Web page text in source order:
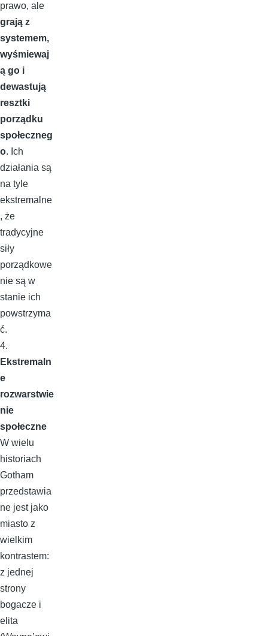
prawo, ale
grają z
systemem,
wyśmiewaj
ą go i
dewastują
resztki
porządku
społeczneg
o. Ich
działania są
na tyle
ekstremalne
, że
tradycyjne
siły
porządkowe
nie są w
stanie ich
powstrzyma
ć.
4.
Ekstremaln
e
rozwarstwie
nie
społeczne
W wielu
historiach
Gotham
przedstawia
ne jest jako
miasto z
wielkim
kontrastem:
z jednej
strony
bogacze i
elita